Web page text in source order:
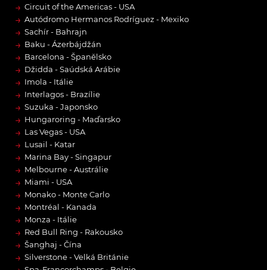
→ Circuit of the Americas - USA
→ Autódromo Hermanos Rodríguez - Mexiko
→ Sachír - Bahrajn
→ Baku - Ázerbájdžán
→ Barcelona - Španělsko
→ Džidda - Saúdská Arábie
→ Imola - Itálie
→ Interlagos - Brazílie
→ Suzuka - Japonsko
→ Hungaroring - Maďarsko
→ Las Vegas - USA
→ Lusail - Katar
→ Marina Bay - Singapur
→ Melbourne - Austrálie
→ Miami - USA
→ Monako - Monte Carlo
→ Montréal - Kanada
→ Monza - Itálie
→ Red Bull Ring - Rakousko
→ Šanghaj - Čína
→ Silverstone - Velká Británie